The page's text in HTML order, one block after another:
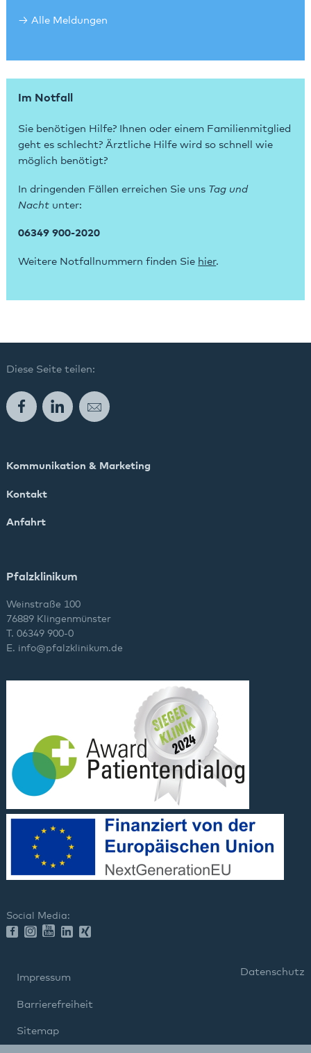
Alle Meldungen
Im Notfall
Sie benötigen Hilfe? Ihnen oder einem Familienmitglied
geht es schlecht? Ärztliche Hilfe wird so schnell wie
möglich benötigt?
In dringenden Fällen erreichen Sie uns Tag und
Nacht unter:
06349 900-2020
Weitere Notfallnummern finden Sie hier.
Diese Seite teilen:
FacebookLinkedInE-Mail
Kommunikation & Marketing
Kontakt
Anfahrt
Pfalzklinikum
Weinstraße 100
76889 Klingenmünster
T. 06349 900-0
E. info@pfalzklinikum.de
Social Media:
Impressum
Datenschutz
Barrierefreiheit
Sitemap